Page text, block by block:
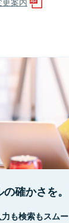
確かさを。
も検索もスムー